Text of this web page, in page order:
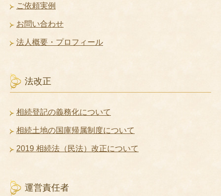
ご依頼実例
お問い合わせ
法人概要・プロフィール
法改正
相続登記の義務化について
相続土地の国庫帰属制度について
2019 相続法（民法）改正について
運営責任者